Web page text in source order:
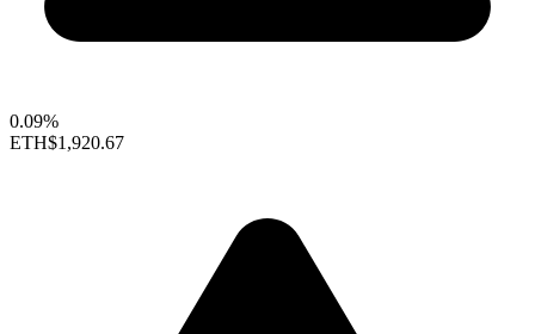
0.09%
ETH$1,920.67